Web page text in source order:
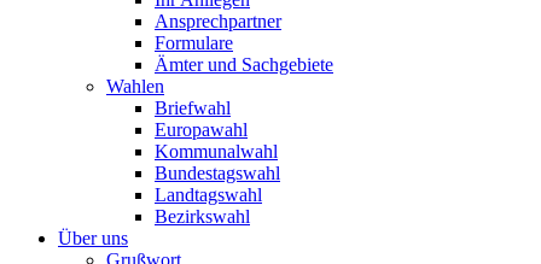
Ansprechpartner
Formulare
Ämter und Sachgebiete
Wahlen
Briefwahl
Europawahl
Kommunalwahl
Bundestagswahl
Landtagswahl
Bezirkswahl
Über uns
Grußwort